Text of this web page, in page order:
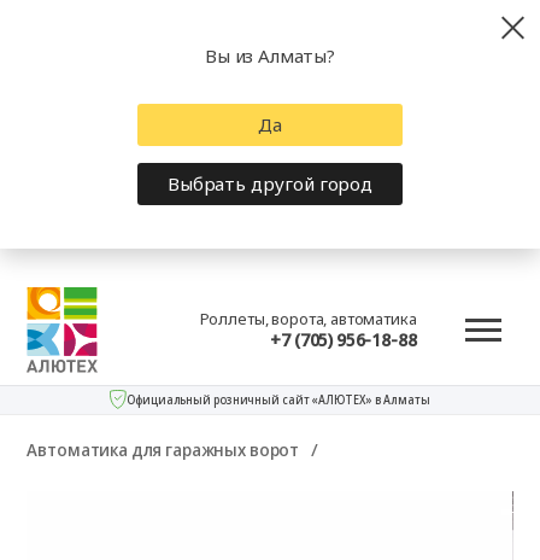
Роллеты, ворота, автоматика
+7 (705) 956-18-88
Официальный розничный сайт «АЛЮТЕХ» в Алматы
Автоматика для гаражных ворот
Вы из Алматы?
Да
Выбрать другой город